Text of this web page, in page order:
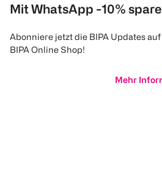
Mit WhatsApp -10%
Abonniere jetzt die BIPA Updates
BIPA Online Shop!
Mehr